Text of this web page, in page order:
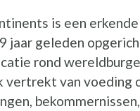
is een
jaar geleden
rond
vertrekt van voeding